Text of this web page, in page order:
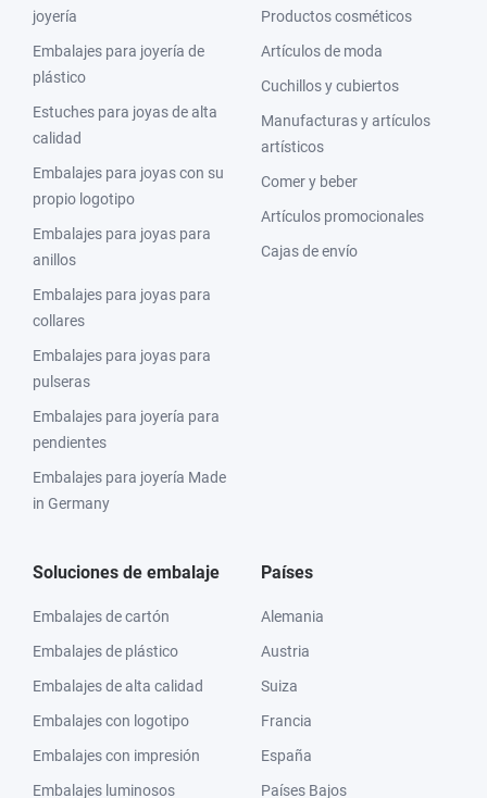
joyería
Embalajes para joyería de
plástico
Estuches para joyas de alta
calidad
Embalajes para joyas con su
propio logotipo
Embalajes para joyas para
anillos
Embalajes para joyas para
collares
Embalajes para joyas para
pulseras
Embalajes para joyería para
pendientes
Embalajes para joyería Made
in Germany
Productos cosméticos
Artículos de moda
Cuchillos y cubiertos
Manufacturas y artículos
artísticos
Comer y beber
Artículos promocionales
Cajas de envío
Soluciones de embalaje
Embalajes de cartón
Embalajes de plástico
Embalajes de alta calidad
Embalajes con logotipo
Embalajes con impresión
Embalajes luminosos
Países
Alemania
Austria
Suiza
Francia
España
Países Bajos